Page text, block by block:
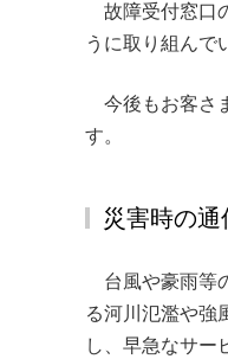
故障受付窓口
うに取り組んで
今後もお客さ
す。
災害時の
台風や豪雨等
る河川氾濫や強
し、早急なサー